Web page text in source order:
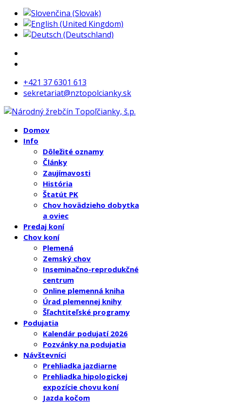
+421 37 6301 613
sekretariat@nztopolcianky.sk
Domov
Info
Dôležité oznamy
Články
Zaujímavosti
História
Štatút PK
Chov hovädzieho dobytka
a oviec
Predaj koní
Chov koní
Plemená
Zemský chov
Inseminačno-reprodukčné
centrum
Online plemenná kniha
Úrad plemennej knihy
Šľachtiteľské programy
Podujatia
Kalendár podujatí 2026
Pozvánky na podujatia
Návštevníci
Prehliadka jazdiarne
Prehliadka hipologickej
expozície chovu koní
Jazda kočom